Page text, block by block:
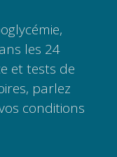
les 24
et tests de
parlez
conditions